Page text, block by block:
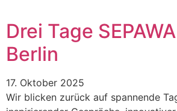
Drei Tage
Berlin
17. Oktober 2025
Wir blicken zurück auf spannende